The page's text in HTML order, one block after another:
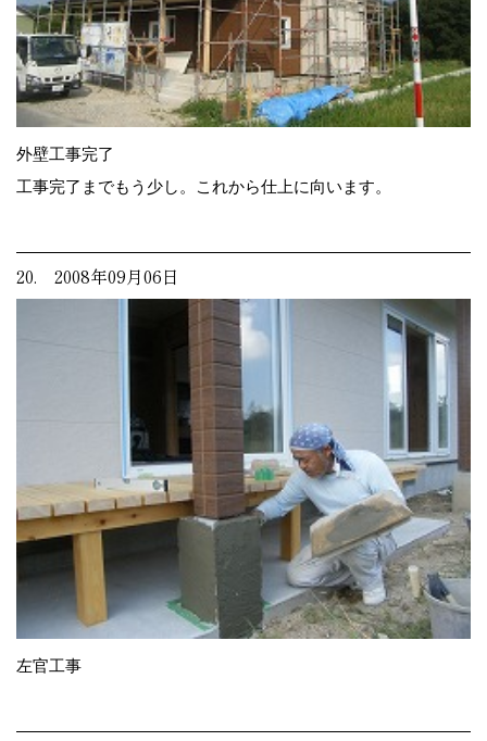
外壁工事完了
工事完了までもう少し。これから仕上に向います。
20. 2008年09月06日
左官工事